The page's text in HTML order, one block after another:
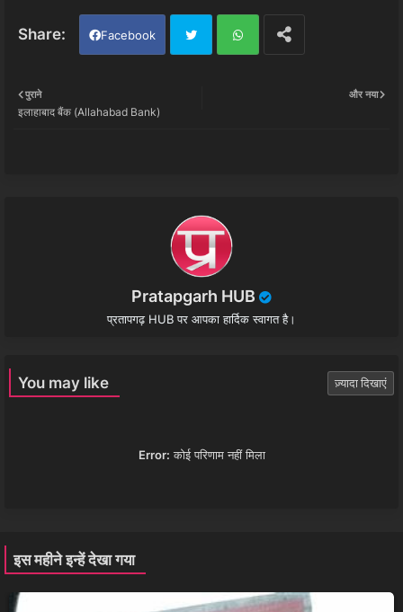
Facebook
और नया
पुराने
इलाहाबाद बैंक (Allahabad Bank)
Pratapgarh HUB
प्रतापगढ़ HUB पर आपका हार्दिक स्वागत है।
You may like ज़्यादा दिखाएं
Error: कोई परिणाम नहीं मिला
इस महीने इन्हें देखा गया